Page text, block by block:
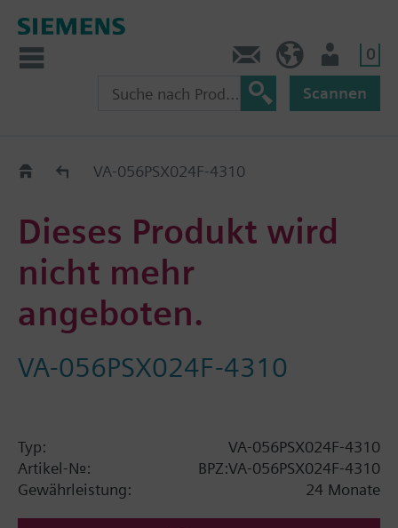
0
Scannen
Austauschhilfe
VA-056PSX024F-4310
Dieses Produkt wird
nicht mehr
angeboten.
VA-056PSX024F-4310
Typ:
VA-056PSX024F-4310
Artikel-Nr.:
BPZ:VA-056PSX024F-4310
Gewährleistung:
24 Monate